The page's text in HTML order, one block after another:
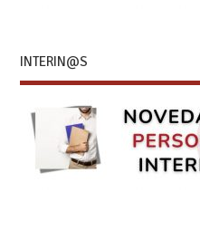
INTERIN@S